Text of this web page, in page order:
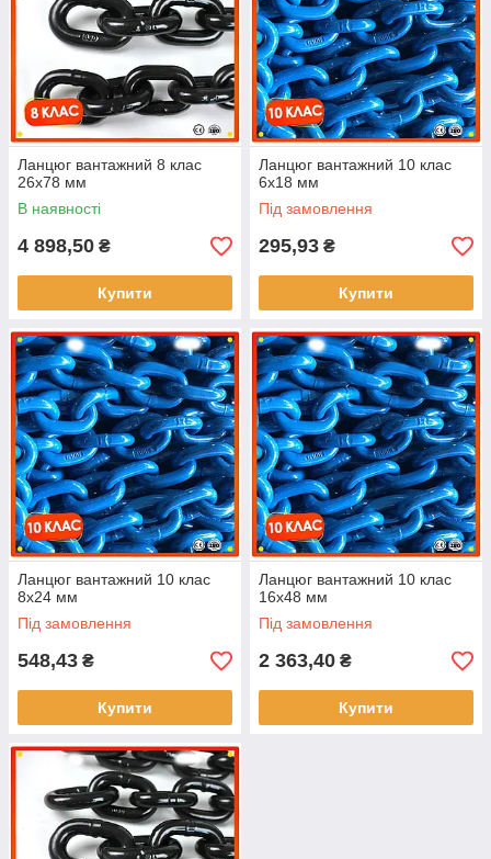
Ланцюг вантажний 8 клас
26x78 мм
В наявності
4 898,50 ₴
Купити
Ланцюг вантажний 10 клас
6х18 мм
Під замовлення
295,93 ₴
Купити
Ланцюг вантажний 10 клас
8х24 мм
Під замовлення
548,43 ₴
Купити
Ланцюг вантажний 10 клас
16х48 мм
Під замовлення
2 363,40 ₴
Купити